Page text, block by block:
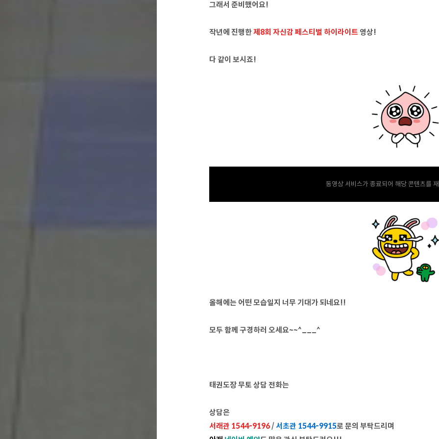
그래서 준비했어요!
작년에 진행한제8회 자신감 페스티벌 하이라이트 영상!
다 같이 보시죠!
동영상 서비스가 종료되어 해당 콘텐츠를
올해에는 어떤 모습일지 너무 기대가 되네요!!
모두 함께 구경하러 오세요~~^___^
태권도장 무토 상담 전화는
상담은
서래관 1544-9196/서초관 1544-9915로 문의 부탁드리며